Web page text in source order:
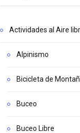
Actividades al Aire
Alpinismo
Bicicleta de
Buceo
Buceo Libre